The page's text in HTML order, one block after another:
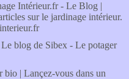
Intérieur.fr - Le Blog |
sur le jardinage intérieur.
Le blog de Sibex - Le potager
bio | Lançez-vous dans un